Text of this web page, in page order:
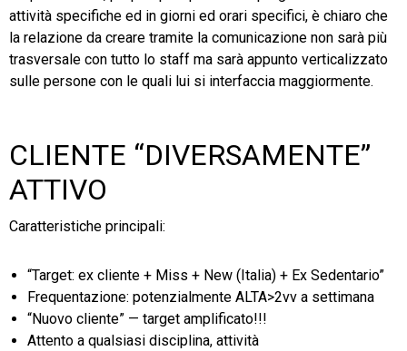
attività specifiche ed in giorni ed orari specifici, è chiaro che
la relazione da creare tramite la comunicazione non sarà più
trasversale con tutto lo staff ma sarà appunto verticalizzato
sulle persone con le quali lui si interfaccia maggiormente.
CLIENTE “DIVERSAMENTE”
ATTIVO
Caratteristiche principali:
“Target: ex cliente + Miss + New (Italia) + Ex Sedentario”
Frequentazione: potenzialmente ALTA>2vv a settimana
“Nuovo cliente” — target amplificato!!!
Attento a qualsiasi disciplina, attività